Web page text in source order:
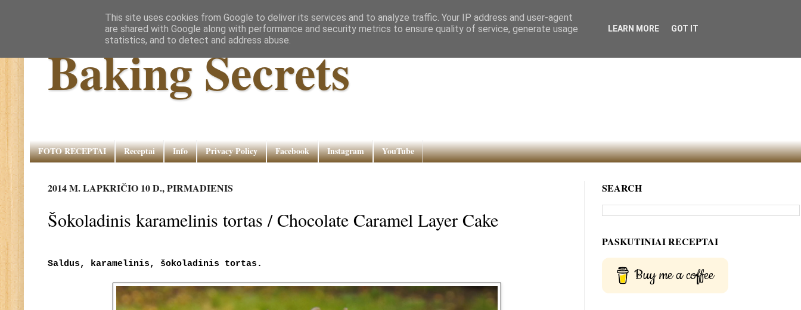
Baking Secrets
FOTO RECEPTAI Receptai Info Privacy Policy Facebook Instagram YouTube
2014 M. LAPKRIČIO 10 D., PIRMADIENIS
Šokoladinis karamelinis tortas / Chocolate Caramel Layer Cake
Saldus, karamelinis, šokoladinis tortas.
SEARCH
PASKUTINIAI RECEPTAI
Buy me a coffee
This site uses cookies from Google to deliver its services and to analyze traffic. Your IP address and user-agent
are shared with Google along with performance and security metrics to ensure quality of service, generate usage
statistics, and to detect and address abuse.
LEARN MORE GOT IT